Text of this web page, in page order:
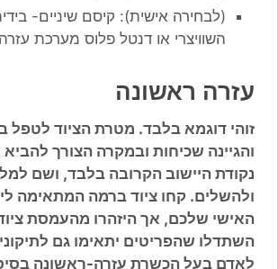
(לבחירה אישית): קיסם שיניים-
השוויצרי או דנטל פלוס מערכת
עזרה ראשונה
זוהי דוגמא בלבד. מטרת הציוד לטפל
והגיינה שכיחות ובמקרה הצורך
נקודת היישוב הקרובה בלבד, ושם
ולהשלים. קחו ציוד ברמה המתאימה
האישי שלכם, אך היזהרו מהעמסת
השתדלו שהפריטים יתאימו גם
לאדם בעל הכשרת עזרה-ראשונה